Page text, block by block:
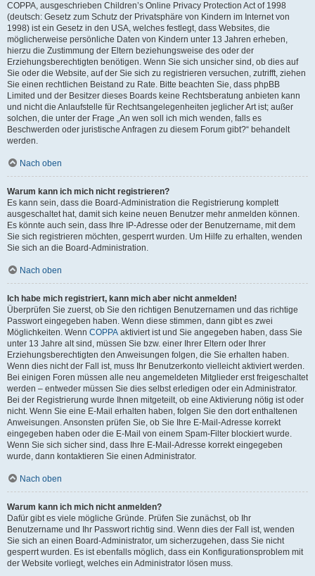
COPPA, ausgeschrieben Children’s Online Privacy Protection Act of 1998
(deutsch: Gesetz zum Schutz der Privatsphäre von Kindern im Internet von
1998) ist ein Gesetz in den USA, welches festlegt, dass Websites, die
möglicherweise persönliche Daten von Kindern unter 13 Jahren erheben,
hierzu die Zustimmung der Eltern beziehungsweise des oder der
Erziehungsberechtigten benötigen. Wenn Sie sich unsicher sind, ob dies auf
Sie oder die Website, auf der Sie sich zu registrieren versuchen, zutrifft, ziehen
Sie einen rechtlichen Beistand zu Rate. Bitte beachten Sie, dass phpBB
Limited und der Besitzer dieses Boards keine Rechtsberatung anbieten kann
und nicht die Anlaufstelle für Rechtsangelegenheiten jeglicher Art ist; außer
solchen, die unter der Frage „An wen soll ich mich wenden, falls es
Beschwerden oder juristische Anfragen zu diesem Forum gibt?“ behandelt
werden.
Nach oben
Warum kann ich mich nicht registrieren?
Es kann sein, dass die Board-Administration die Registrierung komplett
ausgeschaltet hat, damit sich keine neuen Benutzer mehr anmelden können.
Es könnte auch sein, dass Ihre IP-Adresse oder der Benutzername, mit dem
Sie sich registrieren möchten, gesperrt wurden. Um Hilfe zu erhalten, wenden
Sie sich an die Board-Administration.
Nach oben
Ich habe mich registriert, kann mich aber nicht anmelden!
Überprüfen Sie zuerst, ob Sie den richtigen Benutzernamen und das richtige
Passwort eingegeben haben. Wenn diese stimmen, dann gibt es zwei
Möglichkeiten. Wenn COPPA aktiviert ist und Sie angegeben haben, dass Sie
unter 13 Jahre alt sind, müssen Sie bzw. einer Ihrer Eltern oder Ihrer
Erziehungsberechtigten den Anweisungen folgen, die Sie erhalten haben.
Wenn dies nicht der Fall ist, muss Ihr Benutzerkonto vielleicht aktiviert werden.
Bei einigen Foren müssen alle neu angemeldeten Mitglieder erst freigeschaltet
werden – entweder müssen Sie dies selbst erledigen oder ein Administrator.
Bei der Registrierung wurde Ihnen mitgeteilt, ob eine Aktivierung nötig ist oder
nicht. Wenn Sie eine E-Mail erhalten haben, folgen Sie den dort enthaltenen
Anweisungen. Ansonsten prüfen Sie, ob Sie Ihre E-Mail-Adresse korrekt
eingegeben haben oder die E-Mail von einem Spam-Filter blockiert wurde.
Wenn Sie sich sicher sind, dass Ihre E-Mail-Adresse korrekt eingegeben
wurde, dann kontaktieren Sie einen Administrator.
Nach oben
Warum kann ich mich nicht anmelden?
Dafür gibt es viele mögliche Gründe. Prüfen Sie zunächst, ob Ihr
Benutzername und Ihr Passwort richtig sind. Wenn dies der Fall ist, wenden
Sie sich an einen Board-Administrator, um sicherzugehen, dass Sie nicht
gesperrt wurden. Es ist ebenfalls möglich, dass ein Konfigurationsproblem mit
der Website vorliegt, welches ein Administrator lösen muss.